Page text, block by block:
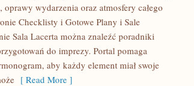
wydarzenia oraz atmosfery całego
Checklisty i Gotowe Plany i Sale
Sala Lacerta można znaleźć poradniki
do imprezy. Portal pomaga
aby każdy element miał swoje
[ Read More ]